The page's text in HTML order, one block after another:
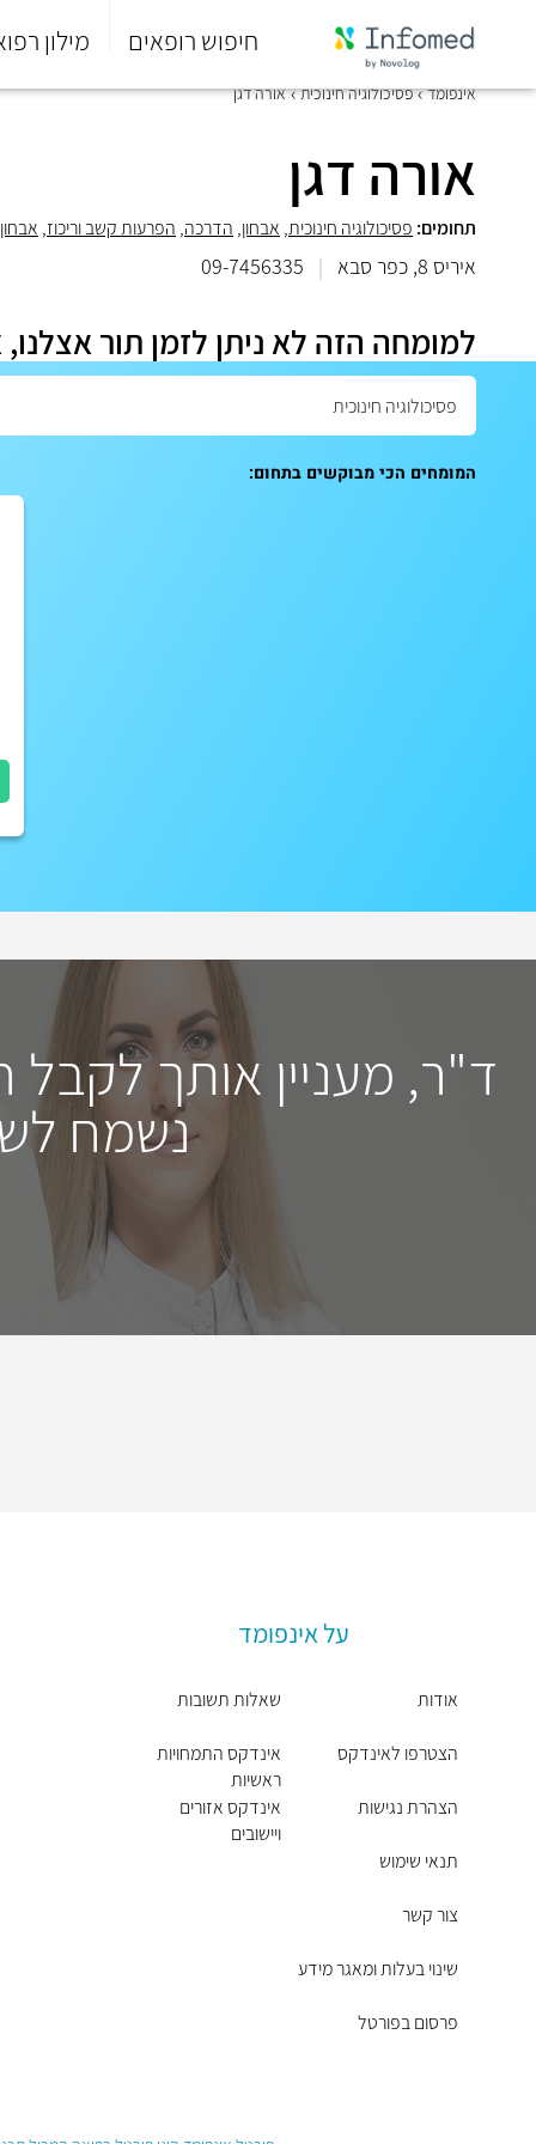
חיפוש רופאים מילון
סוף
התפריט
אינפומד פסיכולוגיה חינוכית אורה דגן
אורה דגן
תחומים: פסיכולוגיה חינוכית, אבחון, הדרכה, הפרעות קשב וריכוז,
איריס 8, כפר סבא |
09-7456335
למומחה הזה לא ניתן לזמן תור
המומחים הכי מבוקשים בתחום:
ד"ר, מעניין אותך
נשמח
על אינפומד
אודות
הצטרפו לאינדקס
הצהרת נגישות
תנאי שימוש
צור קשר
שינוי בעלות ומאגר מידע
פרסום בפורטל
שאלות תשובות
אינדקס התמחויות
ראשיות
אינדקס אזורים
ויישובים